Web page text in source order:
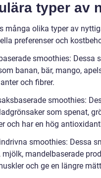
typer av
många olika typer av
preferenser och
smoothies: Dessa
banan, bär, mango,
och fibrer.
smoothies:
som spenat,
och har en hög
smoothies: Dessa
mjölk, mandelbaserade
och ge en längre